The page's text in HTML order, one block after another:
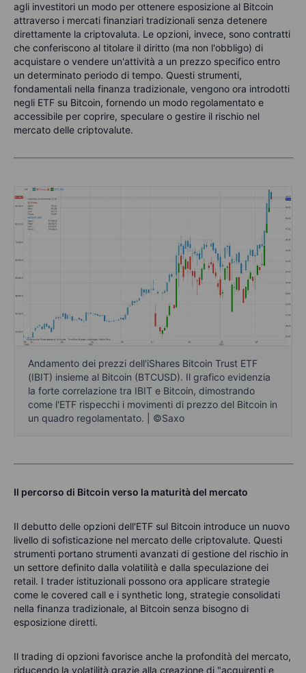
agli investitori un modo per ottenere esposizione al Bitcoin
attraverso i mercati finanziari tradizionali senza detenere
direttamente la criptovaluta. Le opzioni, invece, sono contratti
che conferiscono al titolare il diritto (ma non l'obbligo) di
acquistare o vendere un'attività a un prezzo specifico entro
un determinato periodo di tempo. Questi strumenti,
fondamentali nella finanza tradizionale, vengono ora introdotti
negli ETF su Bitcoin, fornendo un modo regolamentato e
accessibile per coprire, speculare o gestire il rischio nel
mercato delle criptovalute.
Andamento dei prezzi dell'iShares Bitcoin Trust ETF
(IBIT) insieme al Bitcoin (BTCUSD). Il grafico evidenzia
la forte correlazione tra IBIT e Bitcoin, dimostrando
come l'ETF rispecchi i movimenti di prezzo del Bitcoin in
un quadro regolamentato. | ©Saxo
Il percorso di Bitcoin verso la maturità del mercato
Il debutto delle opzioni dell'ETF sul Bitcoin introduce un nuovo
livello di sofisticazione nel mercato delle criptovalute. Questi
strumenti portano strumenti avanzati di gestione del rischio in
un settore definito dalla volatilità e dalla speculazione dei
retail. I trader istituzionali possono ora applicare strategie
come le covered call e i synthetic long, strategie consolidati
nella finanza tradizionale, al Bitcoin senza bisogno di
esposizione diretti.
Il trading di opzioni favorisce anche la profondità del mercato,
riducendo la volatilità grazie alla creazione di "acquirenti e